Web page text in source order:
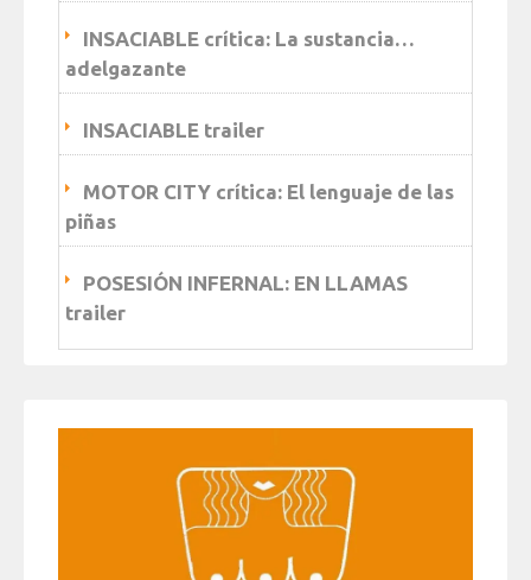
INSACIABLE crítica: La sustancia…
adelgazante
INSACIABLE trailer
MOTOR CITY crítica: El lenguaje de las
piñas
POSESIÓN INFERNAL: EN LLAMAS
trailer